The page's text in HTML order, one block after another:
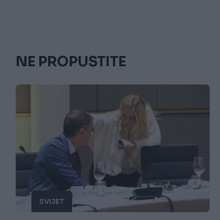
NE PROPUSTITE
SVIJET